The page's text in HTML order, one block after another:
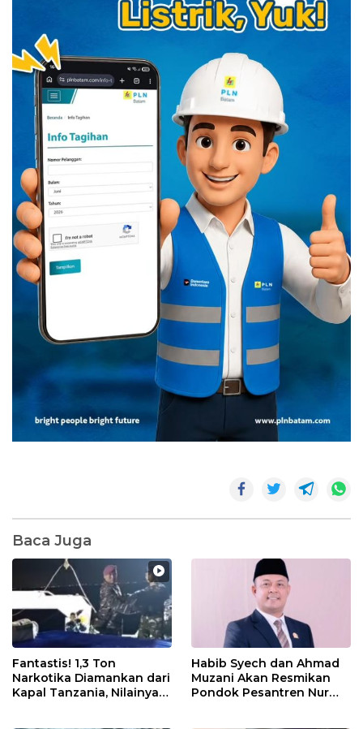
Baca Juga
Fantastis! 1,3 Ton
Narkotika Diamankan dari
Kapal Tanzania, Nilainya
Habib Syech dan Ahmad
Muzani Akan Resmikan
Pondok Pesantren Nur